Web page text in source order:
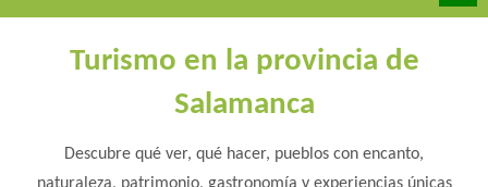
Turismo en la provincia de
Salamanca
Descubre qué ver, qué hacer, pueblos con encanto,